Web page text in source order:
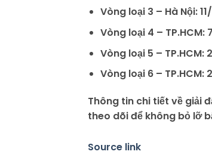
Vòng loại 3 – Hà Nội:
Vòng loại 4 – TP.HCM:
Vòng loại 5 – TP.HCM:
Vòng loại 6 –
Thông tin chi tiết về giải
theo dõi để không bỏ lỡ
Source link